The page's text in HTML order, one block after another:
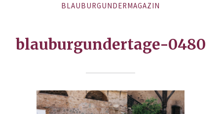
BLAUBURGUNDERMAGAZIN
blauburgundertage-0480